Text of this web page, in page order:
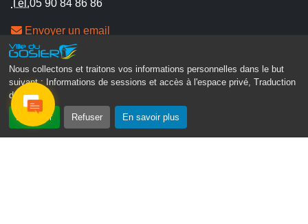
Nous collectons et traitons vos informations personnelles dans le but
suivant :
Informations de sessions et accès à l'espace privé, Traduction
des pages .
Accepter Refuser En savoir plus
Tél.05 90 84 86 86
Envoyer un email
Contacter la P.R.A.D.A
Contactez le délégué à la protection des données
personnelles - D.P.O
Suivez-nous